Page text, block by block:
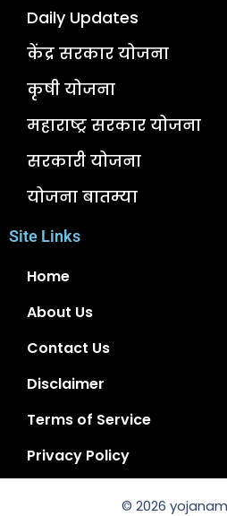
Daily Updates
केंद्र सरकार योजना
कृषी योजना
महाराष्ट्र सरकार योजना
सरकारी योजना
योजना बातम्या
Site Links
Home
About Us
Contact Us
Disclaimer
Terms of Service
Privacy Policy
© 2026